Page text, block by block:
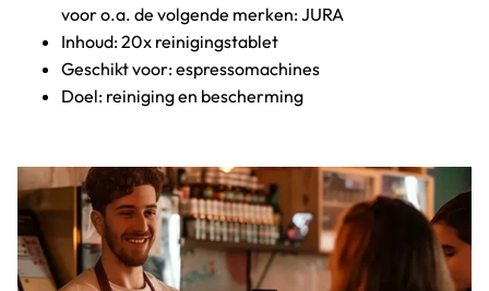
voor o.a. de volgende merken: JURA
Inhoud: 20x reinigingstablet
Geschikt voor: espressomachines
Doel: reiniging en bescherming